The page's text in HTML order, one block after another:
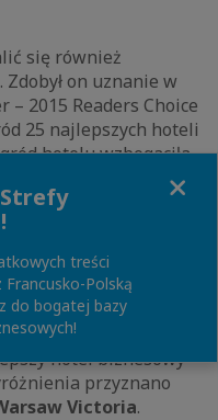
się również
. Zdobył on uznanie w
2015 Readers Choice
25 najlepszych hoteli
hotelu wzbogaciła
of Exellence
podróżnych.
hotele marki Sofitel
Business Traveller
hotel biznesowy
przyznano
Victoria.
treści
Polską
do bogatej bazy